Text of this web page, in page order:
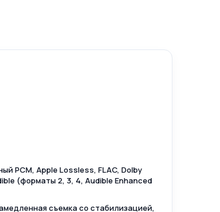
PCM, Apple Lossless, FLAC, Dolby
(форматы 2, 3, 4, Audible Enhanced
съемка со стабилизацией,